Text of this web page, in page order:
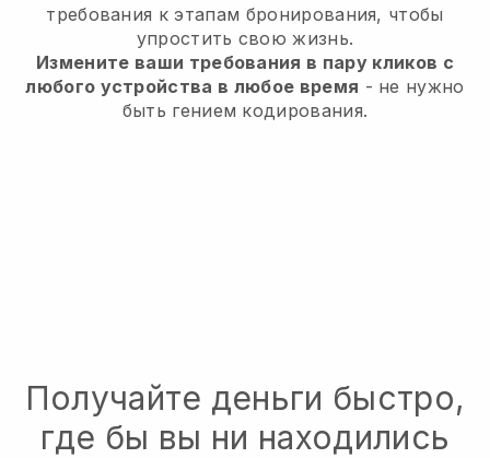
требования к этапам бронирования, чтобы
упростить свою жизнь.
Измените ваши требования в пару кликов с
любого устройства в любое время - не нужно
быть гением кодирования.
Получайте деньги быстро,
где бы вы ни находились